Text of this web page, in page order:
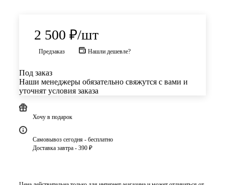
2 500 ₽/шт
Предзаказ Нашли дешевле?
Под заказ
Наши менеджеры обязательно свяжутся с вами и
уточнят условия заказа
Хочу в подарок
Самовывоз сегодня - бесплатно
Доставка завтра - 390 ₽